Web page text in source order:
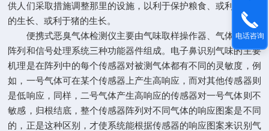
供人们采取措施调整那里的设施，以利于保护粮食、或利于作物
的生长、或利于猪的生长。
便携式恶臭气体检测仪主要由气味取样操作器、气体传感器
阵列和信号处理系统三种功能器件组成。电子鼻识别气味的主要
机理是在阵列中的每个传感器对被测气体都有不同的灵敏度，例
如，一号气体可在某个传感器上产生高响应，而对其他传感器则
是低响应，同样，二号气体产生高响应的传感器对一号气体则不
敏感，归根结底，整个传感器阵列对不同气体的响应图案是不同
的，正是这种区别，才使系统能根据传感器的响应图案来识别气
电话咨询